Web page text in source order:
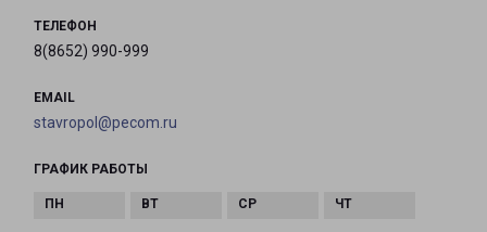
ТЕЛЕФОН
8(8652) 990-999
EMAIL
stavropol@pecom.ru
ГРАФИК РАБОТЫ